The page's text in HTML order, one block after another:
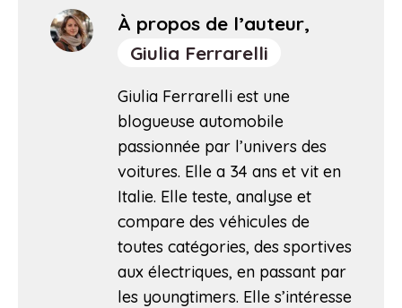
À propos de l’auteur,
Giulia Ferrarelli
Giulia Ferrarelli est une
blogueuse automobile
passionnée par l’univers des
voitures. Elle a 34 ans et vit en
Italie. Elle teste, analyse et
compare des véhicules de
toutes catégories, des sportives
aux électriques, en passant par
les youngtimers. Elle s’intéresse